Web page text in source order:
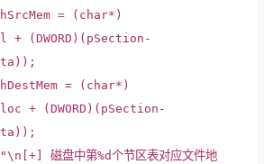
= (char*)
+ (DWORD)(pSection-
= (char*)
+ (DWORD)(pSection-
磁盘中第%d个节区表对应文件地